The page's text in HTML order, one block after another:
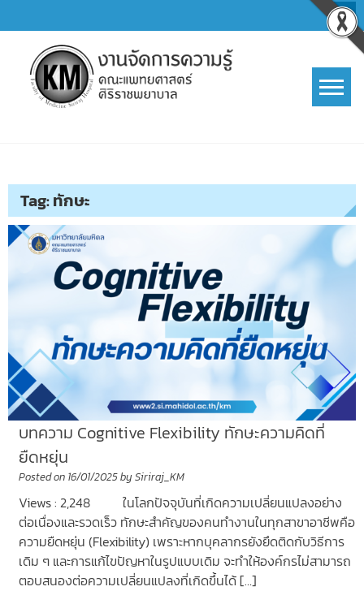
to
content
Tag:ทักษะ
บทความ Cognitive Flexibility ทักษะความคิดที่
ยืดหยุ่น
Posted on 16/01/2025by Siriraj_KM
Views : 2,248 ในโลกปัจจุบันที่เกิดความเปลี่ยนแปลงอย่าง
ต่อเนื่องและรวดเร็ว ทักษะสำคัญของคนทำงานในทุกสาขาอาชีพคือ
ความยืดหยุ่น (Flexibility) เพราะหากบุคลากรยังยึดติดกับวิธีการ
เดิม ๆ และการแก้ไขปัญหาในรูปแบบเดิม จะทำให้องค์กรไม่สามารถ
ตอบสนองต่อความเปลี่ยนแปลงที่เกิดขึ้นได้ […]